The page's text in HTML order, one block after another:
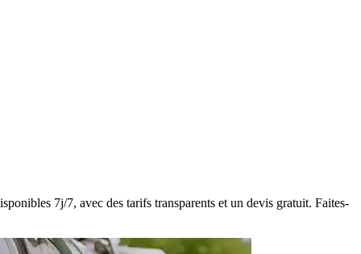
7j/7, avec des tarifs transparents et un devis gratuit. Faites-